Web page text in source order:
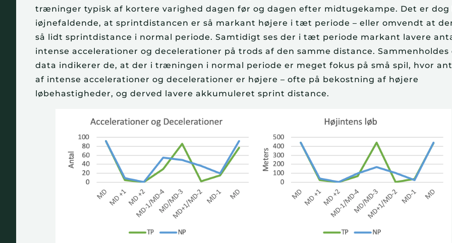
træninger typisk af kortere varighed dagen før og dagen efter midtugekampe. Det er dog
iøjnefaldende, at sprintdistancen er så markant højere i tæt periode – eller omvendt at
så lidt sprintdistance i normal periode. Samtidigt ses der i tæt periode markant lavere
intense accelerationer og decelerationer på trods af den samme distance. Sammenholdes
data indikerer de, at der i træningen i normal periode er meget fokus på små spil, hvor
af intense accelerationer og decelerationer er højere – ofte på bekostning af højere
løbehastigheder, og derved lavere akkumuleret sprint distance.